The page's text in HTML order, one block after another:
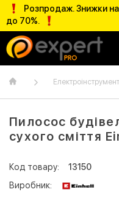
Розпродаж. Знижки
до 70%.
Електроінструмент
Пилосос
сухого сміття
Код товару:
13150
Виробник: